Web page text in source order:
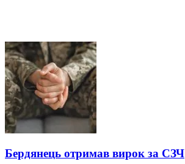
Бердянець отримав вирок за СЗЧ